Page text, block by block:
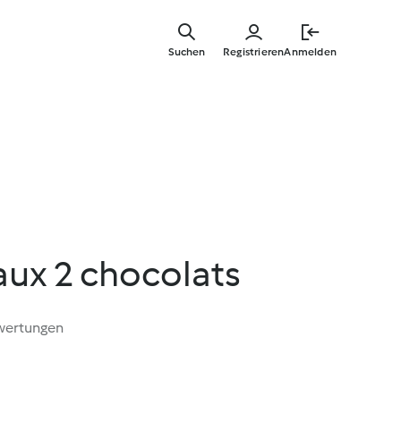
RegistrierenAnmelden
Suchen
2 chocolats